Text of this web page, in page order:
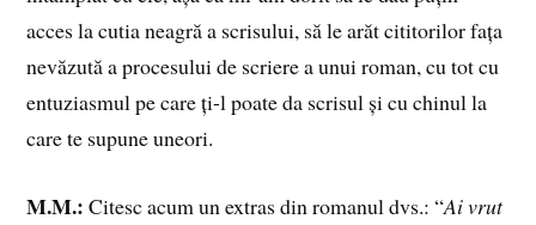
acces la cutia neagră a scrisului, să le arăt cititorilor fața
nevăzută a procesului de scriere a unui roman, cu tot cu
entuziasmul pe care ți-l poate da scrisul și cu chinul la
care te supune uneori.
M.M.: Citesc acum un extras din romanul dvs.: “Ai vrut